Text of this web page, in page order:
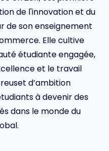
de l'innovation et du
de son enseignement
Elle cultive
étudiante engagée,
et le travail
d’ambition
à devenir des
dans le monde du